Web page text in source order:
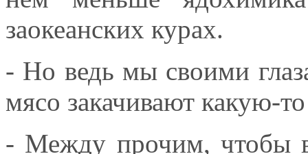
заокеанских курах.
- Но ведь мы своими
мясо закачивают какую-
- Между прочим, чтобы